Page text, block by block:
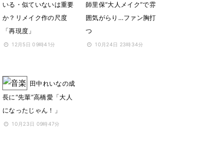
いる・似ていないは重要
か？リメイク作の尺度
「再現度」
12月5日 09時41分
師里保“大人メイク”で雰
囲気がらり…ファン胸打
つ
10月24日 23時34分
田中れいなの成
長に“先輩”高橋愛「大人
になったじゃん！」
10月23日 09時47分